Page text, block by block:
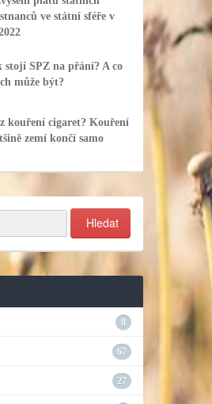
ve státní sféře v
stojí SPZ na přání? A co
může být?
kouření cigaret? Kouření
zemí končí samo
8
67
27